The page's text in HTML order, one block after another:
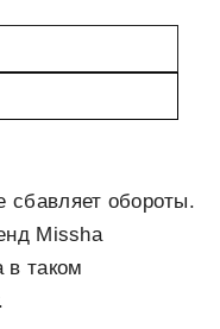
сбавляет обороты.
Missha
в таком